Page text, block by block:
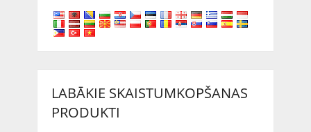
LABĀKIE SKAISTUMKOPŠANAS
PRODUKTI